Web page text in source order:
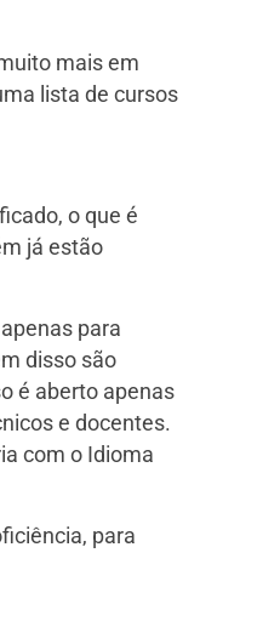
mais em
lista de cursos
o que é
já estão
para
disso são
é aberto apenas
e docentes.
com o Idioma
para